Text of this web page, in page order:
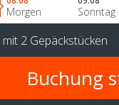
Morgen Sonntag
mit 2 Gepäckstücken